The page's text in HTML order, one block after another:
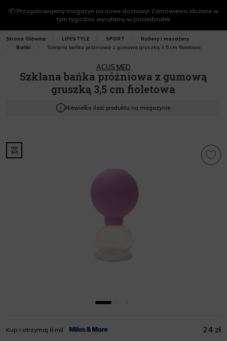
📦 Przygotowujemy magazyn na nowe dostawy! Zamówienia złożone w
tym tygodniu wysyłamy w poniedziałek
Strona Główna LIFESTYLE SPORT
Rollery i masażery
Bańki
Szklana bańka próżniowa z gumową gruszką 3,5 cm fioletowa
ACUS MED
Szklana bańka próżniowa z gumową
gruszką 3,5 cm fioletowa
Niewielka ilość produktu na magazynie
Kup i otrzymaj 6 mil 24 zł